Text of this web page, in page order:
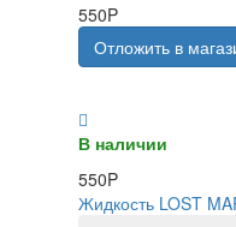
550P
Отложить в
В наличии
550P
Жидкость LOST